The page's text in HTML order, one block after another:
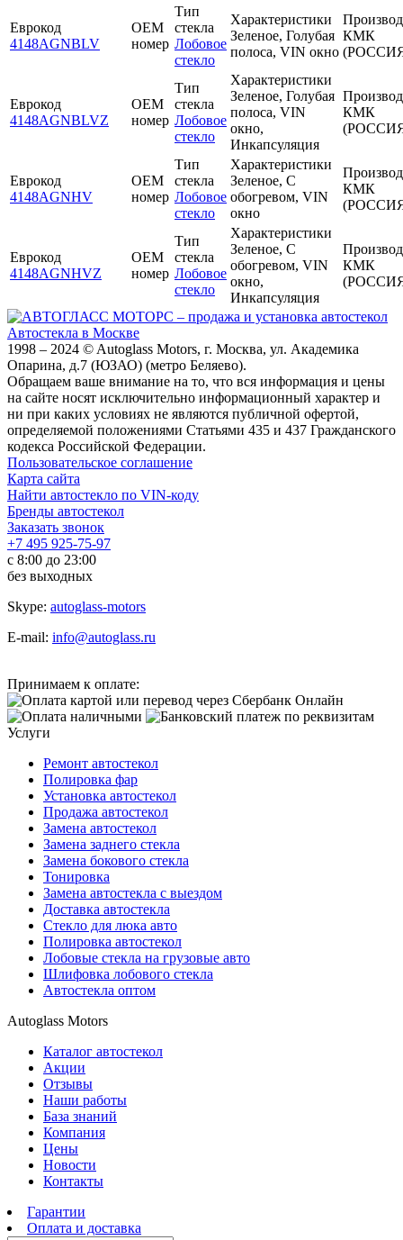
Еврокод
4148AGNBLV
OEM
номер
Тип
стекла
Лобовое
стекло
Характеристики
Зеленое, Голубая
полоса, VIN окно
КМК
Еврокод
4148AGNBLVZ
OEM
номер
Тип
стекла
Лобовое
стекло
Характеристики
Зеленое, Голубая
полоса, VIN
окно,
Инкапсуляция
КМК
Еврокод
4148AGNHV
OEM
номер
Тип
стекла
Лобовое
стекло
Характеристики
Зеленое, С
обогревом, VIN
окно
КМК
Еврокод
4148AGNHVZ
OEM
номер
Тип
стекла
Лобовое
стекло
Характеристики
Зеленое, С
обогревом, VIN
окно,
Инкапсуляция
КМК
Автостекла в Москве
1998 – 2024 © Autoglass Motors, г. Москва, ул. Академика
Опарина, д.7 (ЮЗАО) (метро Беляево).
Обращаем ваше внимание на то, что вся информация и цены
на сайте носят исключительно информационный характер и
ни при каких условиях не являются публичной офертой,
определяемой положениями Статьями 435 и 437 Гражданского
кодекса Российской Федерации.
Пользовательское соглашение
Карта сайта
Найти автостекло по VIN-коду
Бренды автостекол
Заказать звонок
+7 495 925-75-97
с 8:00 до 23:00
без выходных
Skype: autoglass-motors
E-mail: info@autoglass.ru
Принимаем к оплате:
Услуги
Ремонт автостекол
Полировка фар
Установка автостекол
Продажа автостекол
Замена автостекол
Замена заднего стекла
Замена бокового стекла
Тонировка
Замена автостекла с выездом
Доставка автостекла
Стекло для люка авто
Полировка автостекол
Лобовые стекла на грузовые авто
Шлифовка лобового стекла
Автостекла оптом
Autoglass Motors
Каталог автостекол
Акции
Отзывы
Наши работы
База знаний
Компания
Цены
Новости
Контакты
Гарантии
Оплата и доставка